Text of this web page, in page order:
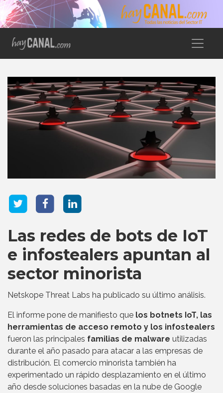
Las redes de bots de IoT
e infostealers apuntan al
sector minorista
Netskope Threat Labs ha publicado su último análisis.
El informe pone de manifiesto que los botnets IoT, las
herramientas de acceso remoto y los infostealers
fueron las principales familias de malware utilizadas
durante el año pasado para atacar a las empresas de
distribución. El comercio minorista también ha
experimentado un rápido desplazamiento en el último
año desde soluciones basadas en la nube de Google